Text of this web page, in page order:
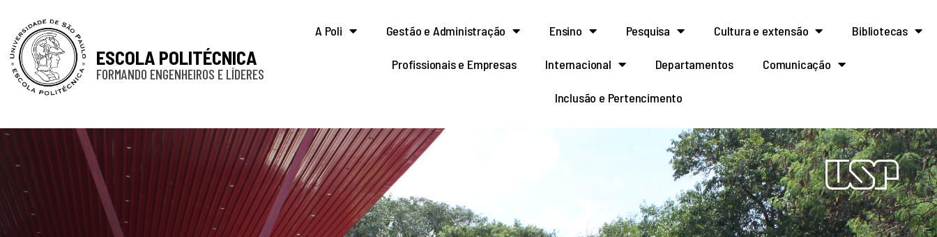
ESCOLA POLITÉCNICA
FORMANDO ENGENHEIROS E LÍDERES
A Poli Gestão e Administração Ensino Pesquisa Cultura e extensão Bibliotecas
Profissionais e Empresas Internacional Departamentos Comunicação
Inclusão e Pertencimento